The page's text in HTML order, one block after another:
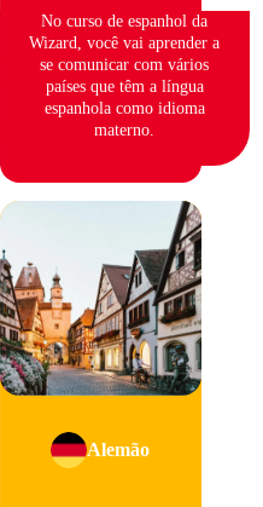
No curso de espanhol da
Wizard, você vai aprender a
se comunicar com vários
países que têm a língua
espanhola como idioma
materno.
Alemão